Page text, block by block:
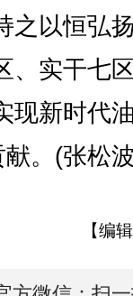
之以恒弘
、实干七
现新时代
。(张松
【编